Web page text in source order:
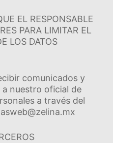
EL RESPONSABLE
PARA LIMITAR EL
LOS DATOS
comunicados y
nuestro oficial de
a través del